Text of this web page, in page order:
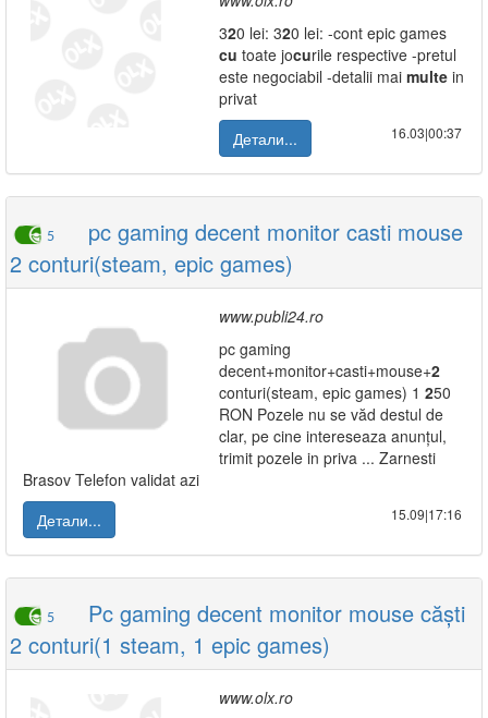
320 lei: 320 lei: -cont epic games
cu toate jocurile respective -pretul
este negociabil -detalii mai multe in
privat
Детали...
16.03|00:37
5
pc gaming decent monitor casti mouse
2 conturi(steam, epic games)
www.publi24.ro
pc gaming
decent+monitor+casti+mouse+2
conturi(steam, epic games) 1 250
RON Pozele nu se văd destul de
clar, pe cine intereseaza anunțul,
trimit pozele in priva ... Zarnesti
Brasov Telefon validat azi
Детали...
15.09|17:16
5
Pc gaming decent monitor mouse căști
2 conturi(1 steam, 1 epic games)
www.olx.ro